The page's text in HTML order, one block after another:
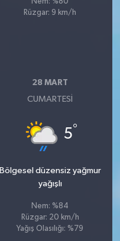
Rüzgar: 9 km/h
28 MART
CUMARTESI
5°
Bölgesel düzensiz yağmur
yağışlı
Nem: %84
Rüzgar: 20 km/h
Yağış Olasılığı: %79